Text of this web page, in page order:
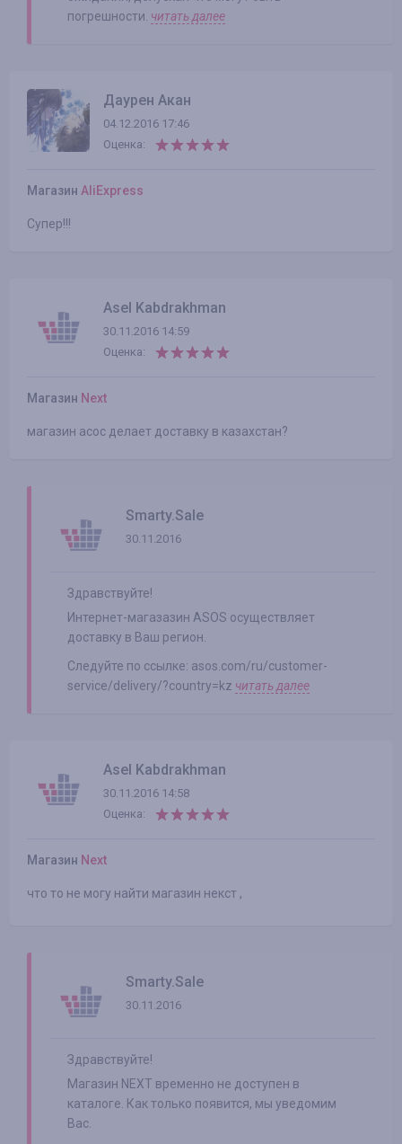
погрешности. читать далее
Даурен Акан
04.12.2016 17:46
Оценка:
Магазин AliExpress
Супер!!!
Asel Kabdrakhman
30.11.2016 14:59
Оценка:
Магазин Next
магазин асос делает доставку в казахстан?
Smarty.Sale
30.11.2016
Здравствуйте!
Интернет-магазазин ASOS осуществляет
доставку в Ваш регион.
Следуйте по ссылке: asos.com/ru/customer-
service/delivery/?country=kz читать далее
Asel Kabdrakhman
30.11.2016 14:58
Оценка:
Магазин Next
что то не могу найти магазин некст ,
Smarty.Sale
30.11.2016
Здравствуйте!
Магазин NEXT временно не доступен в
каталоге. Как только появится, мы уведомим
Вас.